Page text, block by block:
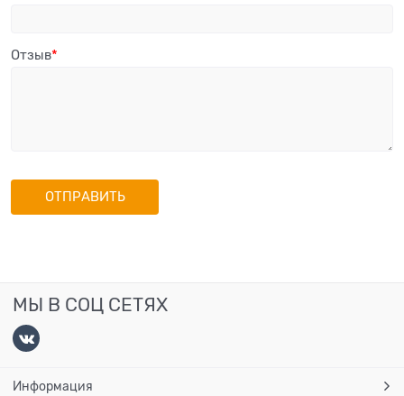
Отзыв
МЫ В СОЦ СЕТЯХ
Информация